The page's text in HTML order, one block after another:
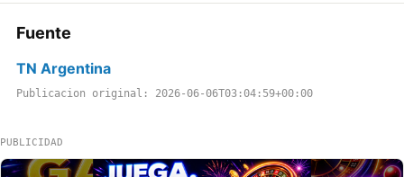
Fuente
TN Argentina
Publicacion original: 2026-06-06T03:04:59+00:00
PUBLICIDAD